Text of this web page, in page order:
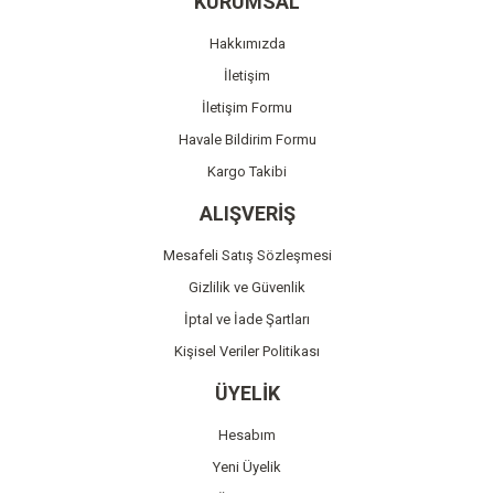
Ürün bilgilerinde hatalar bulunuyor.
Ürün fiyatı diğer sitelerden daha pahalı.
Bu ürüne benzer farklı alternatifler olmalı.
Gönder
Hakkımızda
İletişim
İletişim Formu
Havale Bildirim Formu
Kargo Takibi
ALIŞVERİŞ
Mesafeli Satış Sözleşmesi
Gizlilik ve Güvenlik
İptal ve İade Şartları
Kişisel Veriler Politikası
ÜYELİK
Hesabım
Yeni Üyelik